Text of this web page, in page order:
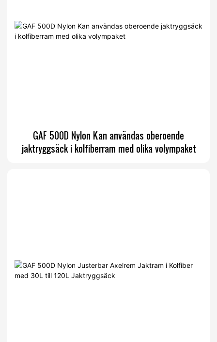
GAF 500D Nylon Kan användas oberoende
jaktryggsäck i kolfiberram med olika volympaket